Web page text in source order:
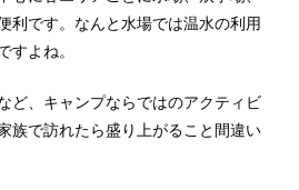
利です。なんと水場では温水の利用
すよね。
ど、キャンプならではのアクティビ
族で訪れたら盛り上がること間違い